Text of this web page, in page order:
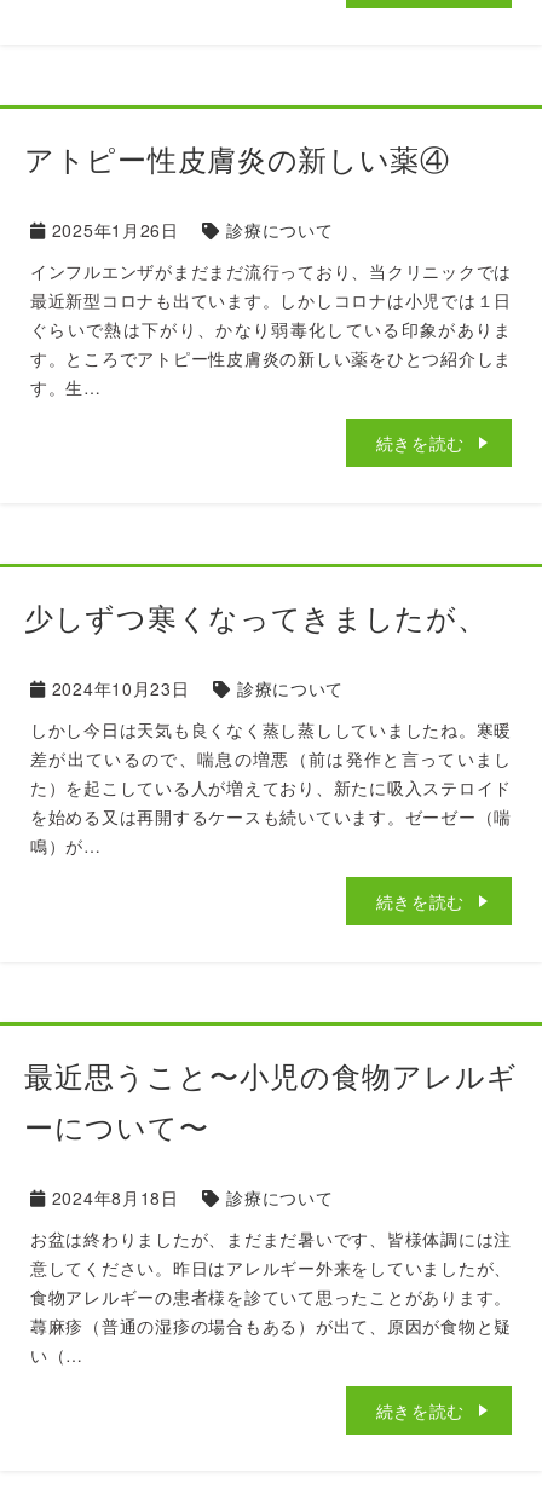
アトピー性皮膚炎の新しい薬④
2025年1月26日
診療について
インフルエンザがまだまだ流行っており、当クリニックでは
最近新型コロナも出ています。しかしコロナは小児では１日
ぐらいで熱は下がり、かなり弱毒化している印象がありま
す。ところでアトピー性皮膚炎の新しい薬をひとつ紹介しま
す。生…
続きを読む
少しずつ寒くなってきましたが、
2024年10月23日
診療について
しかし今日は天気も良くなく蒸し蒸ししていましたね。寒暖
差が出ているので、喘息の増悪（前は発作と言っていまし
た）を起こしている人が増えており、新たに吸入ステロイド
を始める又は再開するケースも続いています。ゼーゼー（喘
鳴）が…
続きを読む
最近思うこと〜小児の食物アレルギ
ーについて〜
2024年8月18日
診療について
お盆は終わりましたが、まだまだ暑いです、皆様体調には注
意してください。昨日はアレルギー外来をしていましたが、
食物アレルギーの患者様を診ていて思ったことがあります。
蕁麻疹（普通の湿疹の場合もある）が出て、原因が食物と疑
い（…
続きを読む